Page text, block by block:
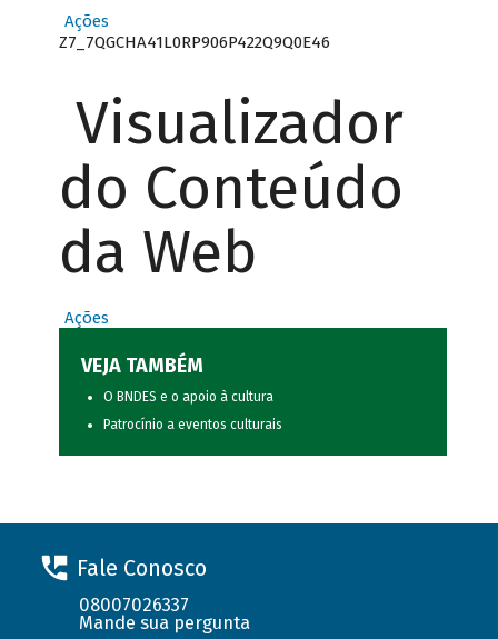
Ações
Z7_7QGCHA41L0RP906P422Q9Q0E46
Visualizador
do Conteúdo
da Web
Ações
VEJA TAMBÉM
O BNDES e o apoio à cultura
Patrocínio a eventos culturais
Fale Conosco
08007026337
Mande sua pergunta